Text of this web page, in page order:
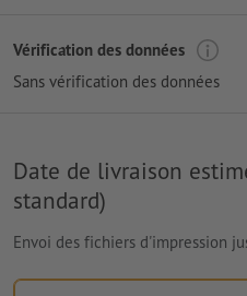
Vérification des données
Sans vérification des données
Date de livraison
standard)
Envoi des fichiers d'impression